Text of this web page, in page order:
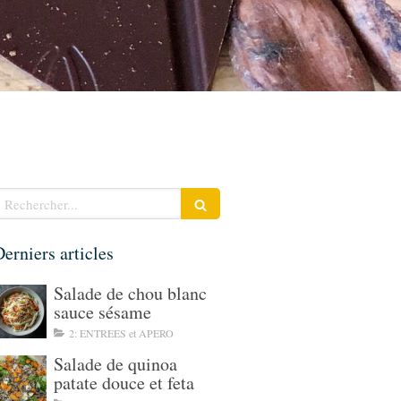
articles
Salade de chou blanc
sauce sésame
2: ENTREES et APERO
Salade de quinoa
patate douce et feta